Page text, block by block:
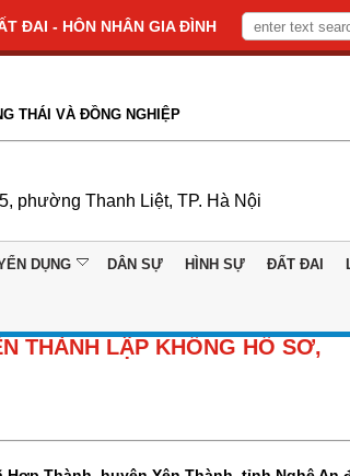
ĐAI - HÔN NHÂN GIA ĐÌNH
THÁI VÀ ĐỒNG NGHIỆP
phường Thanh Liệt, TP. Hà Nội
DỤNG DÂN SỰ HÌNH SỰ ĐẤT ĐAI
THÀNH LẬP KHỐNG HỒ SƠ,